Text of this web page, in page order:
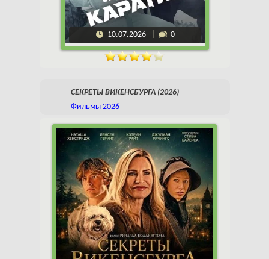
10.07.2026 0
СЕКРЕТЫ ВИКЕНСБУРГА (2026)
Фильмы 2026